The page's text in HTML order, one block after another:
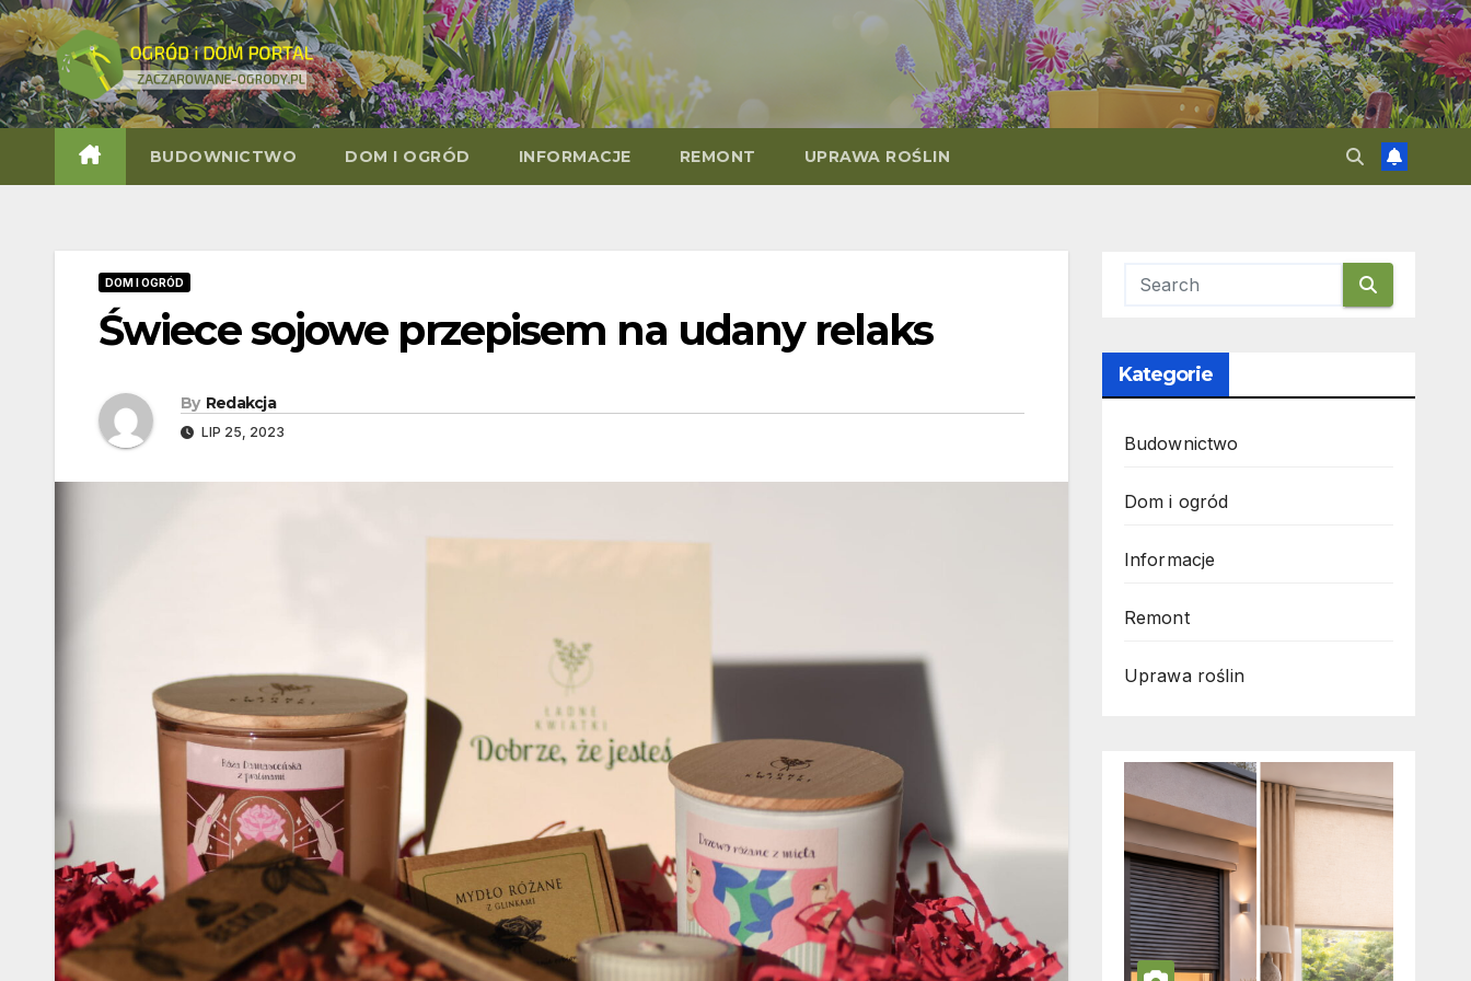
Skip
to
content
BUDOWNICTWO DOM I OGRÓD INFORMACJE REMONT UPRAWA ROŚLIN
DOM I OGRÓD
Świece sojowe przepisem na udany relaks
By Redakcja
LIP 25, 2023
Kategorie
Budownictwo
Dom i ogród
Informacje
Remont
Uprawa roślin